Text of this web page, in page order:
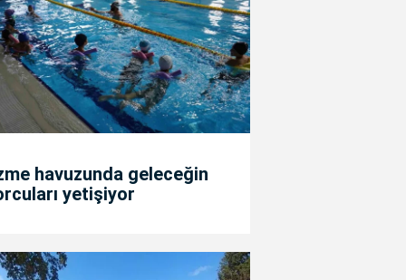
havuzunda geleceğin
yetişiyor